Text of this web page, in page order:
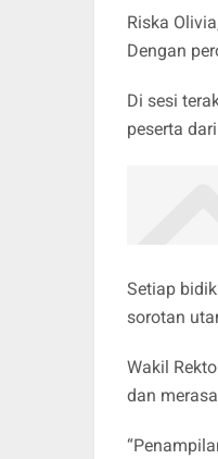
Riska
Dengan
Di sesi
peserta
Setiap
sorotan
Wakil
dan